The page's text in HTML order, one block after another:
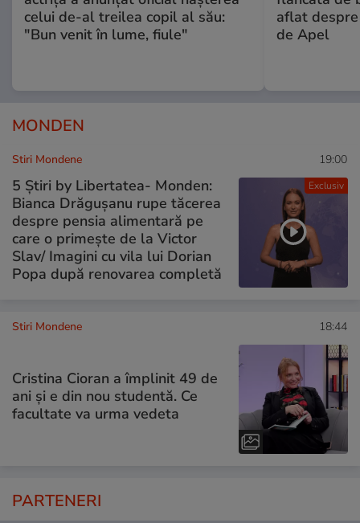
celui de-al treilea copil al său:
"Bun venit în lume, fiule"
aflat
de Apel
MONDEN
Exclusiv
Stiri Mondene 19:00
5 Știri by Libertatea- Monden:
Bianca Drăgușanu rupe tăcerea
despre pensia alimentară pe
care o primește de la Victor
Slav/ Imagini cu vila lui Dorian
Popa după renovarea completă
Stiri Mondene 18:44
Cristina Cioran a împlinit 49 de
ani și e din nou studentă. Ce
facultate va urma vedeta
PARTENERI